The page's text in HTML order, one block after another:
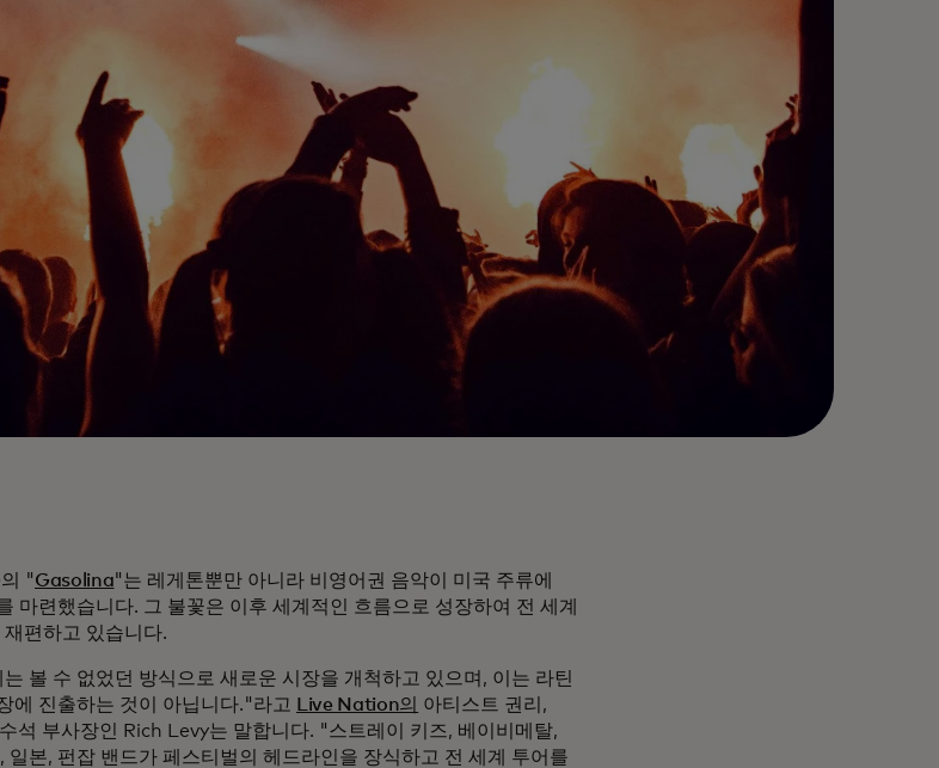
"Gasolina"는 레게톤뿐만 아니라 비영어권 음악이 미국 주류에
마련했습니다. 그 불꽃은 이후 세계적인 흐름으로 성장하여 전 세계
편하고 있습니다.
볼 수 없었던 방식으로 새로운 시장을 개척하고 있으며, 이는 라틴
에 진출하는 것이 아닙니다."라고
Live Nation의 아티스트 권리,
석 부사장인 Rich Levy는 말합니다. "스트레이 키즈, 베이비메탈,
일본, 펀잡 밴드가 페스티벌의 헤드라인을 장식하고 전 세계 투어를